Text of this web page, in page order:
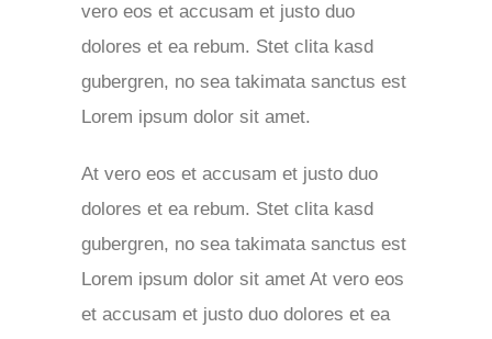
vero eos et accusam et justo duo
dolores et ea rebum. Stet clita kasd
gubergren, no sea takimata sanctus est
Lorem ipsum dolor sit amet.
At vero eos et accusam et justo duo
dolores et ea rebum. Stet clita kasd
gubergren, no sea takimata sanctus est
Lorem ipsum dolor sit amet At vero eos
et accusam et justo duo dolores et ea